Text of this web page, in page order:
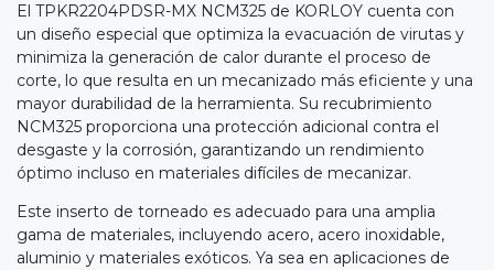
El TPKR2204PDSR-MX NCM325 de KORLOY cuenta con
un diseño especial que optimiza la evacuación de virutas y
minimiza la generación de calor durante el proceso de
corte, lo que resulta en un mecanizado más eficiente y una
mayor durabilidad de la herramienta. Su recubrimiento
NCM325 proporciona una protección adicional contra el
desgaste y la corrosión, garantizando un rendimiento
óptimo incluso en materiales difíciles de mecanizar.
Este inserto de torneado es adecuado para una amplia
gama de materiales, incluyendo acero, acero inoxidable,
aluminio y materiales exóticos. Ya sea en aplicaciones de